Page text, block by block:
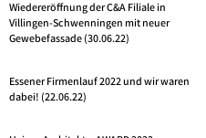
Wiedereröffnung der C&A Filiale in
Villingen-Schwenningen mit neuer
Gewebefassade (30.06.22)
Essener Firmenlauf 2022 und wir waren
dabei! (22.06.22)